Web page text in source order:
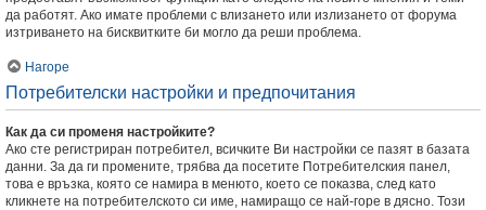
да работят. Ако имате проблеми с влизането или излизането от форума
изтриването на бисквитките би могло да реши проблема.
Нагоре
Потребителски настройки и предпочитания
Как да си променя настройките?
Ако сте регистриран потребител, всичките Ви настройки се пазят в базата
данни. За да ги промените, трябва да посетите Потребителския панел,
това е връзка, която се намира в менюто, което се показва, след като
кликнете на потребителското си име, намиращо се най-горе в дясно. Този